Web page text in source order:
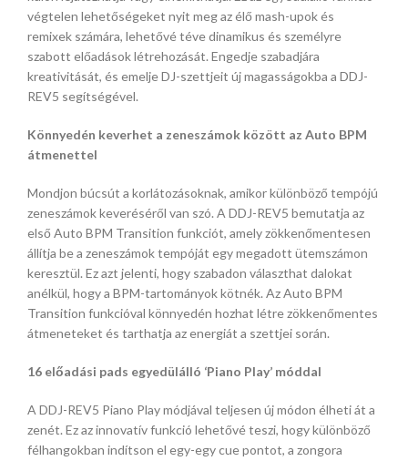
végtelen lehetőségeket nyit meg az élő mash-upok és
remixek számára, lehetővé téve dinamikus és személyre
szabott előadások létrehozását. Engedje szabadjára
kreativitását, és emelje DJ-szettjeit új magasságokba a DDJ-
REV5 segítségével.
Könnyedén keverhet a zeneszámok között az Auto BPM
átmenettel
Mondjon búcsút a korlátozásoknak, amikor különböző tempójú
zeneszámok keveréséről van szó. A DDJ-REV5 bemutatja az
első Auto BPM Transition funkciót, amely zökkenőmentesen
állítja be a zeneszámok tempóját egy megadott ütemszámon
keresztül. Ez azt jelenti, hogy szabadon választhat dalokat
anélkül, hogy a BPM-tartományok kötnék. Az Auto BPM
Transition funkcióval könnyedén hozhat létre zökkenőmentes
átmeneteket és tarthatja az energiát a szettjei során.
16 előadási pads egyedülálló ‘Piano Play’ móddal
A DDJ-REV5 Piano Play módjával teljesen új módon élheti át a
zenét. Ez az innovatív funkció lehetővé teszi, hogy különböző
félhangokban indítson el egy-egy cue pontot, a zongora